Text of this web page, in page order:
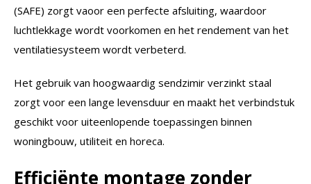
(SAFE) zorgt vaoor een perfecte afsluiting, waardoor
luchtlekkage wordt voorkomen en het rendement van het
ventilatiesysteem wordt verbeterd.
Het gebruik van hoogwaardig sendzimir verzinkt staal
zorgt voor een lange levensduur en maakt het verbindstuk
geschikt voor uiteenlopende toepassingen binnen
woningbouw, utiliteit en horeca.
Efficiënte montage zonder